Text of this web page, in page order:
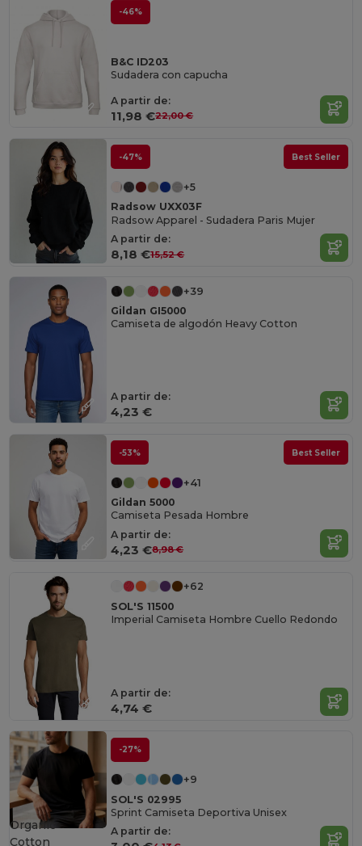
-46%
B&C ID203
Sudadera con capucha
A partir de:
11,98 €22,00 €
-47% Best Seller
+5
Radsow UXX03F
Radsow Apparel - Sudadera Paris Mujer
A partir de:
8,18 €15,52 €
+39
Gildan GI5000
Camiseta de algodón Heavy Cotton
A partir de:
4,23 €
-53% Best Seller
+41
Gildan 5000
Camiseta Pesada Hombre
A partir de:
4,23 €8,98 €
+62
SOL'S 11500
Imperial Camiseta Hombre Cuello Redondo
A partir de:
4,74 €
-27%
+9
SOL'S 02995
Sprint Camiseta Deportiva Unisex
A partir de:
Organic
Cotton